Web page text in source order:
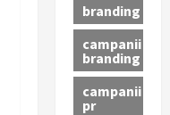
branding
campanii
branding
campanii
pr